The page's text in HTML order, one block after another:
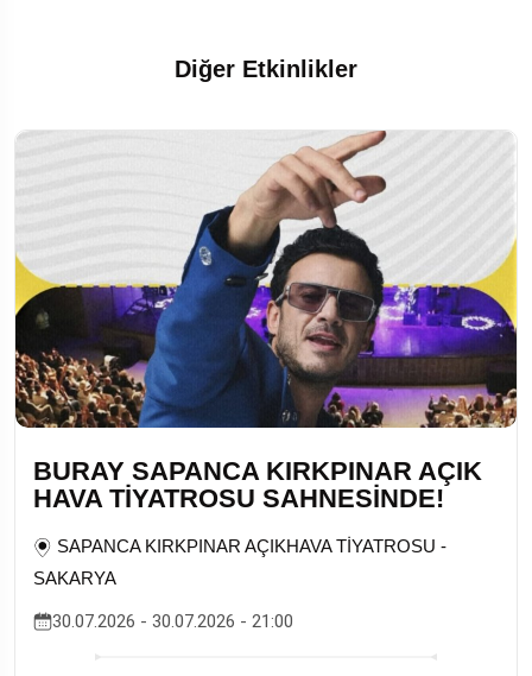
Diğer Etkinlikler
BURAY SAPANCA KIRKPINAR AÇIK
HAVA TİYATROSU SAHNESİNDE!
SAPANCA KIRKPINAR AÇIKHAVA TİYATROSU -
SAKARYA
30.07.2026 - 30.07.2026 - 21:00